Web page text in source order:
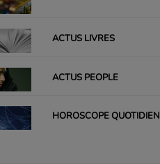
ACTUS LIVRES
ACTUS PEOPLE
HOROSCOPE QUOTIDIEN